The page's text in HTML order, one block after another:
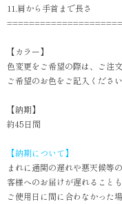
11.肩から手首まで長さ
【カラー】
色変更をご希望の際は、ご注
ご希望のお色をご記入ください
【納期】
約45日間
【納期について】
まれに通関の遅れや悪天候等
客様へのお届けが遅れること
ご使用日に間に合わなかった